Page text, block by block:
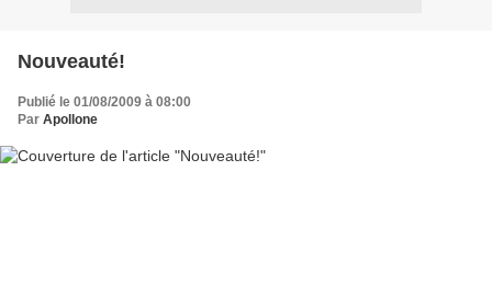
Nouveauté!
Publié le 01/08/2009 à 08:00
Par Apollone